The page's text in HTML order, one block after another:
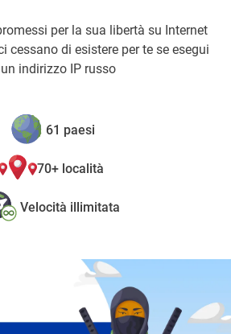
per la sua libertà su Internet
cessano di esistere per te se esegui
indirizzo IP russo
61 paesi
70+ località
Velocità illimitata